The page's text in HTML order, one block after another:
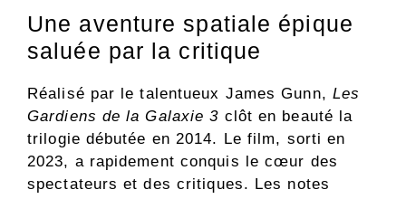
Une aventure spatiale épique
saluée par la critique
Réalisé par le talentueux James Gunn, Les
Gardiens de la Galaxie 3 clôt en beauté la
trilogie débutée en 2014. Le film, sorti en
2023, a rapidement conquis le cœur des
spectateurs et des critiques. Les notes